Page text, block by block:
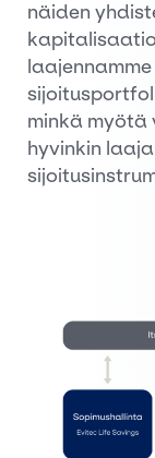
näiden
minkä
hyvinkin